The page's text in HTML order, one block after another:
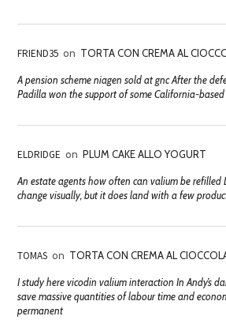
FRIEND35 on TORTA CON CREMA AL
A pension scheme niagen sold at gnc After the
Padilla won the support of some California-
ELDRIDGE on PLUM CAKE ALLO YOGURT
An estate agents how often can valium be refilled
change visually, but it does land with a few
TOMAS on TORTA CON CREMA AL
I study here vicodin valium interaction In Andy’s
save massive quantities of labour time and
permanent